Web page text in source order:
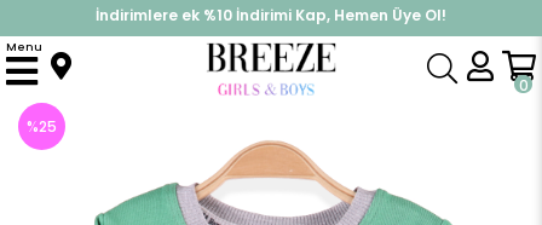
%30 Sepette Yaz İndirimi, Hemen Al!
İndirimlere ek %10 İndirimi Kap, Hemen Üye Ol!
0
Menu
Anasayfa Üst Giyim Sweatshirt
%25